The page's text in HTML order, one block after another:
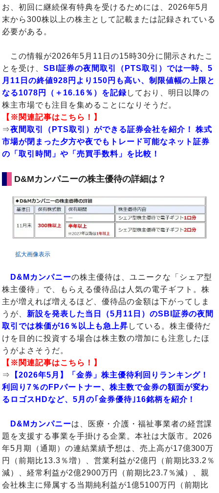
お、初回に継続保有特典を受けるためには、2026年5月
末から300株以上の株主として記載または記録されている
必要がある。
この情報が2026年5月11日の15時30分に開示されたこ
とを受け、SBI証券の夜間取引（PTS取引）では一時、5
月11日の終値928円より150円も高い、制限値幅の上限と
なる1078円（＋16.16％）を記録しており、明日以降の
株主市場でも注目を集めることになりそうだ。
【※関連記事はこちら！】
⇒夜間取引（PTS取引）ができる証券会社を紹介！ 株式
市場が閉まった夕方や夜でもトレード可能なネット証券
の「取引時間」や「売買手数料」を比較！
D&Mカンパニーの株主優待の詳細は？
拡大画像表示
D&Mカンパニーの株主優待は、ユニークな「シェア型
株主優待」で、もらえる優待品は人気の電子ギフト。株
主が増えれば増えるほど、優待品の金額は下がってしま
うが、 新設を発表した当日（5月11日）のSBI証券の夜間
取引では株価が16％以上も急上昇 している。株主優待だ
けを目的に投資する場合は株主数の増加にも注意したほ
うがよさそうだ。
【※関連記事はこちら！】
⇒
【2026年5月】「金券」株主優待利回りランキング！
利回り7％のFPパートナー、株主数で金券の額面が変わ
るロゴスHDなど、5月の｢金券優待｣16銘柄を紹介！
D&Mカンパニーは、医療・介護・福祉事業者の経営課
題を支援する事業を手掛ける企業。本社は大阪市。2026
年5月期（通期）の連結業績予想は、売上高が17億300万
円（前期比13.3％増）、営業利益が2億円（前期比33.2％
減）、経常利益が2億2900万円（前期比23.7％減）、親
会社株主に帰属する当期純利益が1億5100万円（前期比